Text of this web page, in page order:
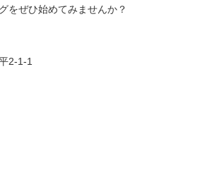
をぜひ始めてみませんか？
2-1-1